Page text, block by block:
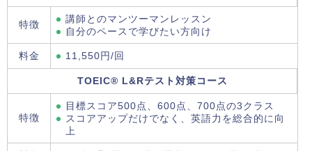
特徴
講師とのマンツーマンレッスン
自分のペースで学びたい方向け
料金 11,550円/回
TOEIC® L&Rテスト対策コース
特徴
目標スコア500点、600点、700点の3クラス
スコアアップだけでなく、英語力を総合的に向
上